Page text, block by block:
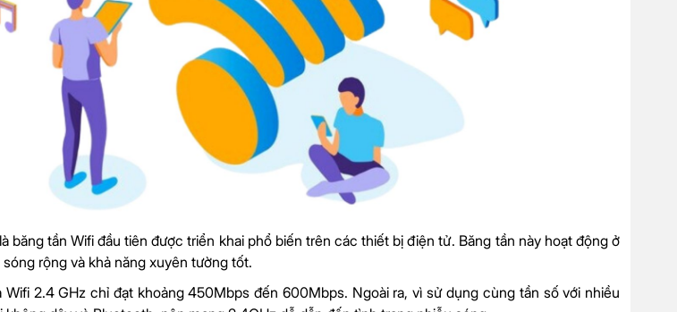
băng tần Wifi đầu tiên được triển khai phổ biến trên các thiết bị điện tử. Băng tần này hoạt động ở
rộng và khả năng xuyên tường tốt.
2.4 GHz chỉ đạt khoảng 450Mbps đến 600Mbps. Ngoài ra, vì sử dụng cùng tần số với nhiều